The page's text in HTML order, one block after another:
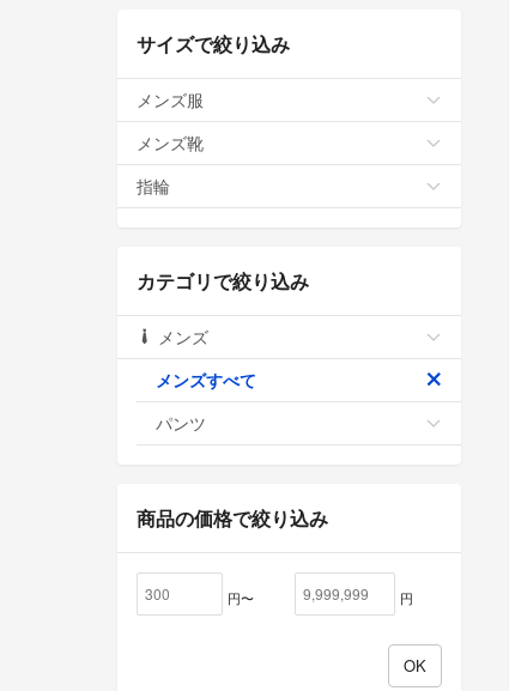
サイズで絞り込み
メンズ服
メンズ靴
指輪
カテゴリで絞り込み
メンズ
メンズすべて
パンツ
商品の価格で絞り込み
円〜 円